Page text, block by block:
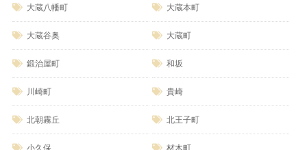
大蔵八幡町 大蔵本町
大蔵谷奥 大蔵町
鍛治屋町 和坂
川崎町 貴崎
北朝霧丘 北王子町
小久保 材木町